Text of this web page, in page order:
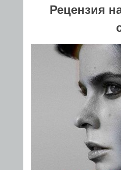
Рецензия